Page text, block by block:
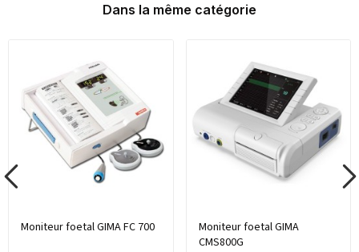
Dans la même catégorie
Moniteur foetal GIMA FC 700
Moniteur foetal GIMA
CMS800G